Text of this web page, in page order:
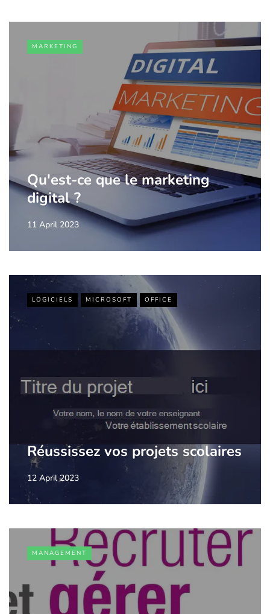
MARKETING
Qu'est-ce que le marketing
digital ?
11 April 2023
LOGICIELS MICROSOFT OFFICE
Réussissez vos projets scolaires
12 April 2023
MANAGEMENT